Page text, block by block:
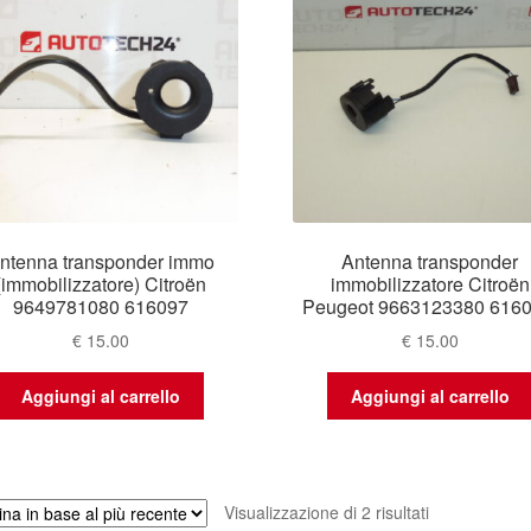
recente
transponder immo
Citroën
9649781080 616097
€ 15.00
Aggiungi al carrello
Antenna transponder
immobilizzatore Citroën
Peugeot 9663123380
€15.00
Aggiungi al carrello
Visualizzazione di 2 risultatiOrdina